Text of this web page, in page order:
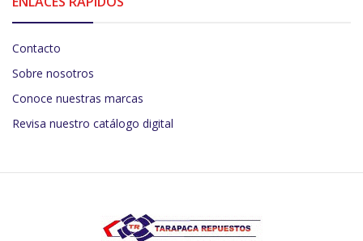
Contacto
Sobre nosotros
Conoce nuestras marcas
Revisa nuestro catálogo digital